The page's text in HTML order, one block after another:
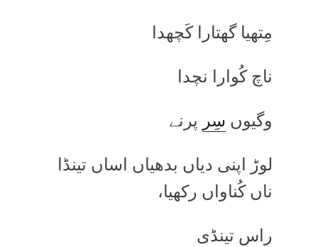
مِتھیا گھتارا کَچھدا
ناچ کُوارا نچدا
وگیوں سِر پرنے
لوڑ اپنی دیاں بدھیاں اساں تینڈا
ناں کُناواں رکھیا،
راس تینڈی